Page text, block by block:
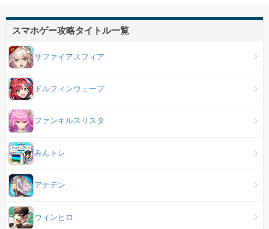
スマホゲー攻略タイトル一覧
サファイアスフィア
ドルフィンウェーブ
ファンキルスリスタ
みんトレ
アナデン
ウィンヒロ